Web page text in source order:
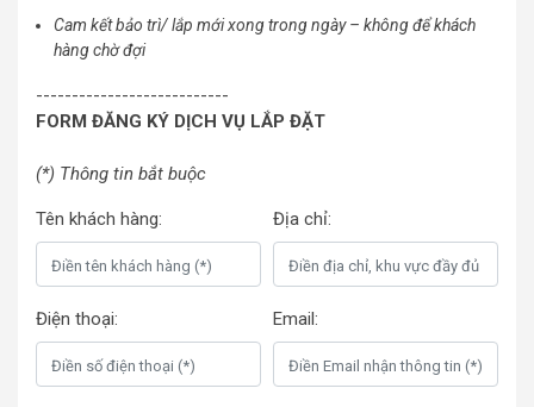
Cam kết bảo trì/ lắp mới xong trong ngày – không để khách
hàng chờ đợi
---------------------------
FORM ĐĂNG KÝ DỊCH VỤ LẮP ĐẶT
(*) Thông tin bắt buộc
Tên khách hàng: Địa chỉ:
Điện thoại: Email: